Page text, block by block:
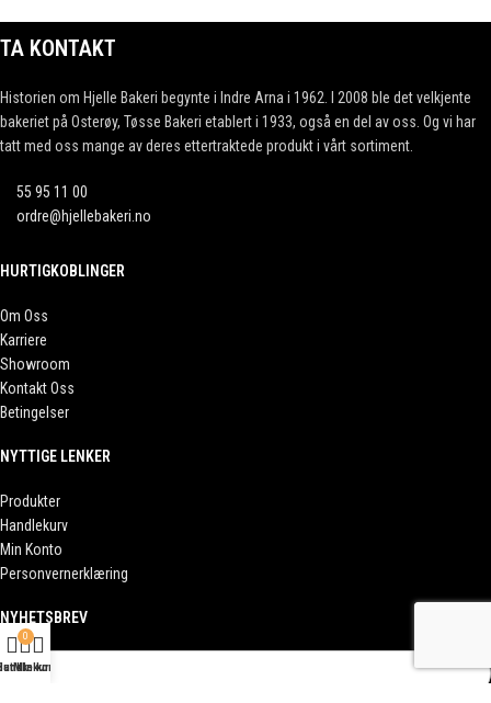
TA KONTAKT
Historien om Hjelle Bakeri begynte i Indre Arna i 1962. I 2008 ble det velkjente
bakeriet på Osterøy, Tøsse Bakeri etablert i 1933, også en del av oss. Og vi har
tatt med oss mange av deres ettertraktede produkt i vårt sortiment.
55 95 11 00
ordre@hjellebakeri.no
HURTIGKOBLINGER
Om Oss
Karriere
Showroom
Kontakt Oss
Betingelser
NYTTIGE LENKER
Produkter
Handlekurv
Min Konto
Personvernerklæring
NYHETSBREV
0
Min konto